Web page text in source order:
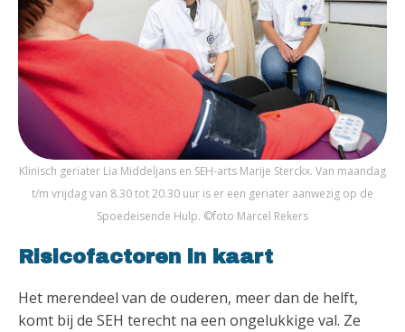
Klinisch geriater Lia Middeljans en SEH-arts Marije Sterckx. Van maandag
t/m vrijdag van 8.30 tot 20.30 uur is er een geriater aanwezig op de
Spoedeisende Hulp. ©foto Marcel Rekers
Risicofactoren in kaart
Het merendeel van de ouderen, meer dan de helft,
komt bij de SEH terecht na een ongelukkige val. Ze